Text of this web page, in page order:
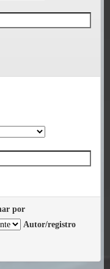
por
Autor/registro